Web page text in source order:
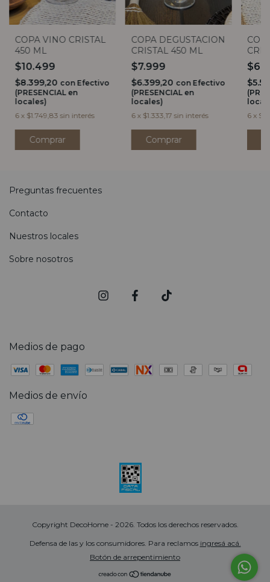
COPA VINO CRISTAL
450 ML
$10.499
$8.399,20 con Efectivo
(PRESENCIAL en
locales)
6 x $1.749,83 sin interés
COPA DEGUSTACION
CRISTAL 450 ML
$7.999
$6.399,20 con Efectivo
(PRESENCIAL en
locales)
6 x $1.333,17 sin interés
6 x
Preguntas frecuentes
Contacto
Nuestros locales
Sobre nosotros
Medios de pago
Medios de envío
Copyright DecoHome - 2026. Todos los derechos reservados.
Defensa de las y los consumidores. Para reclamos ingresá acá.
Botón de arrepentimiento